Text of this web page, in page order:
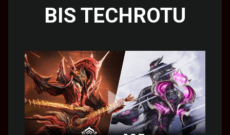
BIS TECHROTU